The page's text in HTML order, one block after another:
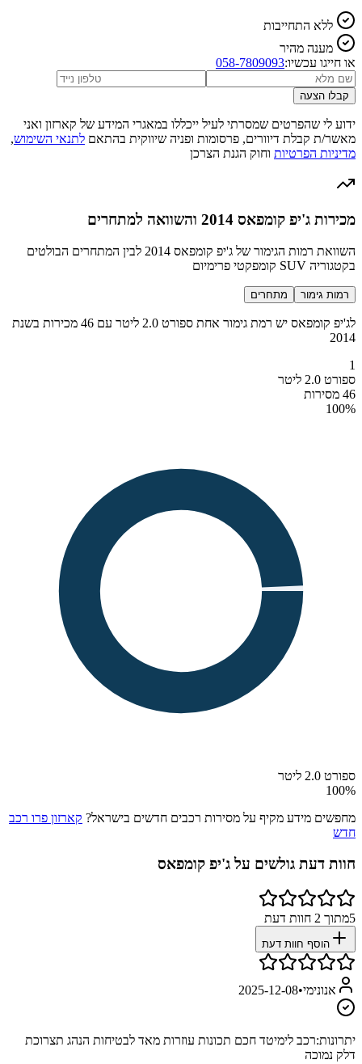
ללא התחייבות
מענה מהיר
או חייגו עכשיו:058-7809093
קבלו הצעה
ידוע לי שהפרטים שמסרתי לעיל ייכללו במאגרי המידע של קארזון ואני
מאשר/ת קבלת דיוורים, פרסומות ופניה שיווקית בהתאם לתנאי השימוש,
מדיניות הפרטיות וחוק הגנת הצרכן
מכירות ג'יפ קומפאס 2014 והשוואה למתחרים
השוואת רמות הגימור של ג'יפ קומפאס 2014 לבין המתחרים הבולטים
בקטגוריה SUV קומפקטי פרימיום
רמות גימור מתחרים
לג'יפ קומפאס יש רמת גימור אחת ספורט 2.0 ליטר עם 46 מכירות בשנת
2014
1
ספורט 2.0 ליטר
46 מסירות
100%
ספורט 2.0 ליטר
100%
מחפשים מידע מקיף על מסירות רכבים חדשים בישראל? קארזון פרו רכב
חדש
חוות דעת גולשים על ג'יפ קומפאס
5מתוך 2 חוות דעת
הוסף חוות דעת
אנונימי•
2025-12-08
יתרונות:רכב לימיטד חכם תכונות עוזרות מאד לבטיחות הנהג תצרוכת
דלק נמוכה